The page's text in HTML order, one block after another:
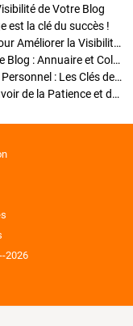
de Votre Blog
est la clé du succès !
Optimisation SEO des Articles : Stratégies pour Améliorer la Visibilité de Votre Blog
Stratégies pour améliorer la visibilité de votre Blog : Annuaire et Collaborations
Pourquoi Investir dans un Nom de Domaine Personnel : Les Clés de la Réussite de Votre Blog
Comment Faire Émerger Votre Blog : Le Pouvoir de la Patience et de la Persévérance
2026